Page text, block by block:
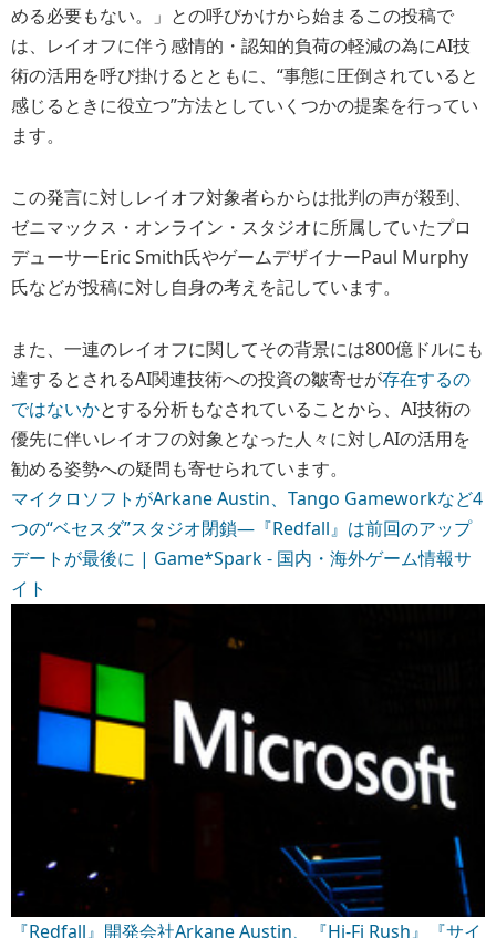
める必要もない。」との呼びかけから始まるこの投稿で
は、レイオフに伴う感情的・認知的負荷の軽減の為にAI技
術の活用を呼び掛けるとともに、“事態に圧倒されていると
感じるときに役立つ”方法としていくつかの提案を行ってい
ます。
この発言に対しレイオフ対象者らからは批判の声が殺到、
ゼニマックス・オンライン・スタジオに所属していたプロ
デューサーEric Smith氏やゲームデザイナーPaul Murphy
氏などが投稿に対し自身の考えを記しています。
また、一連のレイオフに関してその背景には800億ドルにも
達するとされるAI関連技術への投資の皺寄せが存在するの
ではないかとする分析もなされていることから、AI技術の
優先に伴いレイオフの対象となった人々に対しAIの活用を
勧める姿勢への疑問も寄せられています。
マイクロソフトがArkane Austin、Tango Gameworkなど4
つの“ベセスダ”スタジオ閉鎖―『Redfall』は前回のアップ
デートが最後に | Game*Spark - 国内・海外ゲーム情報サ
イト
『Redfall』開発会社Arkane Austin、『Hi-Fi Rush』『サイ